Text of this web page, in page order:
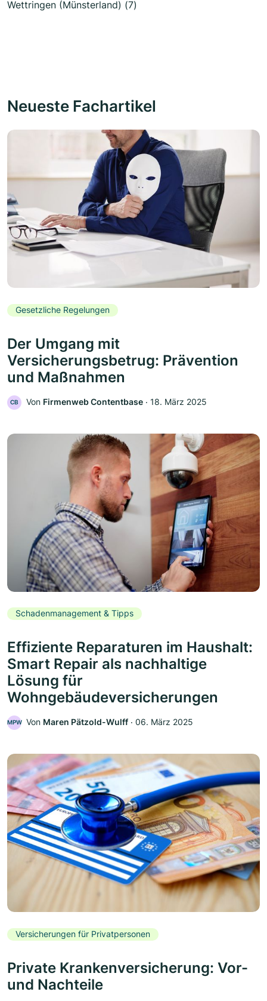
Wettringen (Münsterland) (7)
Neueste Fachartikel
Gesetzliche Regelungen
Der Umgang mit
Versicherungsbetrug: Prävention
und Maßnahmen
CB Von Firmenweb Contentbase ‧ 18. März 2025
Schadenmanagement & Tipps
Effiziente Reparaturen im Haushalt:
Smart Repair als nachhaltige
Lösung für
Wohngebäudeversicherungen
MPW Von Maren Pätzold-Wulff ‧ 06. März 2025
Versicherungen für Privatpersonen
Private Krankenversicherung: Vor-
und Nachteile